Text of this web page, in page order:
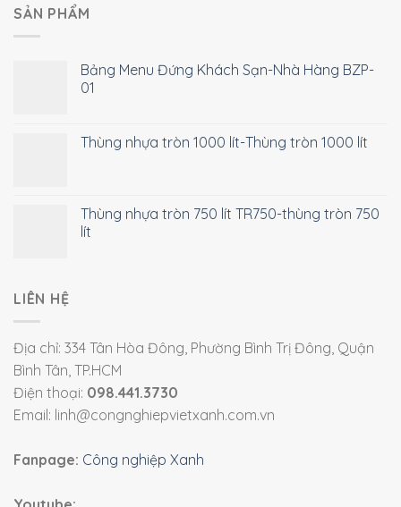
SẢN PHẨM
Bảng Menu Đứng Khách Sạn-Nhà Hàng BZP-
01
Thùng nhựa tròn 1000 lít-Thùng tròn 1000 lít
Thùng nhựa tròn 750 lít TR750-thùng tròn 750
lít
LIÊN HỆ
Địa chỉ: 334 Tân Hòa Đông, Phường Bình Trị Đông, Quận
Bình Tân, TP.HCM
Điện thoại: 098.441.3730
Email: linh@congnghiepvietxanh.com.vn
Fanpage: Công nghiệp Xanh